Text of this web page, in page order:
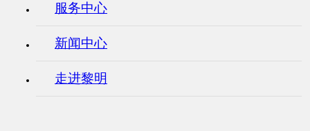
服务中心
新闻中心
走进黎明